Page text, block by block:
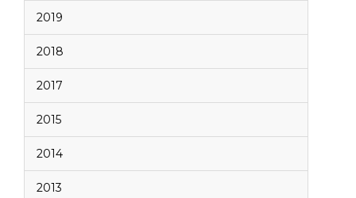
2019
2018
2017
2015
2014
2013